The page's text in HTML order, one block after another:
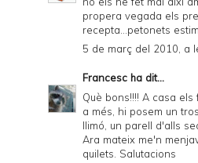
propera vegada els
recepta...petonets
5 de març del 2010, a
Francesc ha dit...
Què bons!!!! A casa els
a més, hi posem un
llimó, un parell d'alls
Ara mateix me'n
quilets. Salutacions